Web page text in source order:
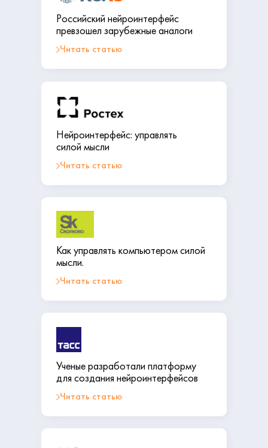
Читать статью
Российский нейроинтерфейс
превзошел зарубежные аналоги
Читать статью
Нейроинтерфейс: управлять
силой мысли
Читать статью
Как управлять компьютером силой
мысли.
Читать статью
Ученые разработали платформу
для создания нейроинтерфейсов